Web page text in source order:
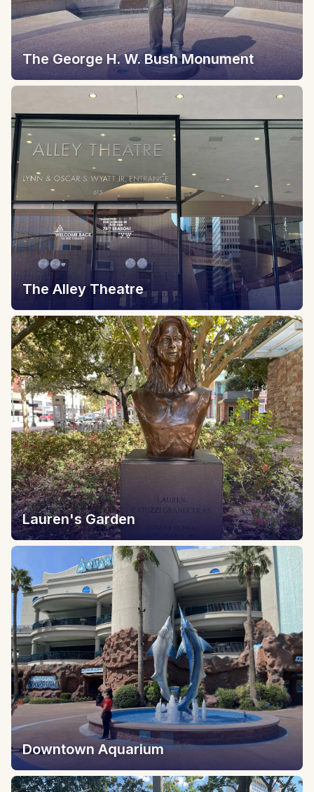
The George H. W. Bush Monument
The Alley Theatre
Lauren's Garden
Downtown Aquarium